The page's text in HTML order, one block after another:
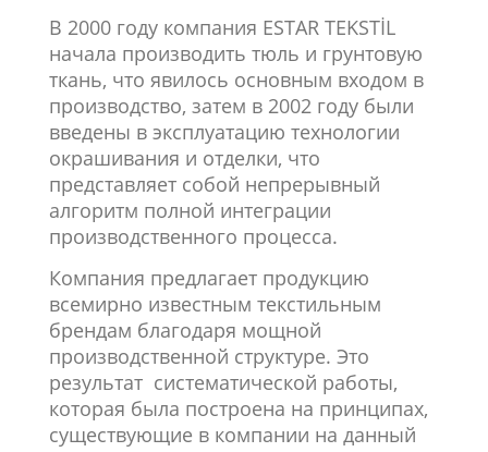
В 2000 году компания ESTAR TEKSTİL
начала производить тюль и грунтовую
ткань, что явилось основным входом в
производство, затем в 2002 году были
введены в эксплуатацию технологии
окрашивания и отделки, что
представляет собой непрерывный
алгоритм полной интеграции
производственного процесса.
Компания предлагает продукцию
всемирно известным текстильным
брендам благодаря мощной
производственной структуре. Это
результат систематической работы,
которая была построена на принципах,
существующие в компании на данный